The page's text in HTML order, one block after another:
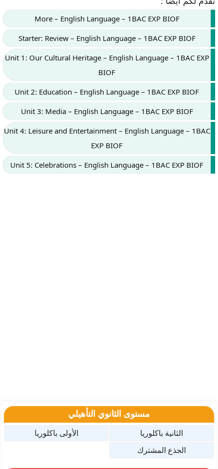
More – English Language – 1BAC EXP BIOF
Starter: Review – English Language – 1BAC EXP BIOF
Unit 1: Our Cultural Heritage – English Language – 1BAC EXP
BIOF
Unit 2: Education – English Language – 1BAC EXP BIOF
Unit 3: Media – English Language – 1BAC EXP BIOF
Unit 4: Leisure and Entertainment – English Language – 1BAC
EXP BIOF
Unit 5: Celebrations – English Language – 1BAC EXP BIOF
مستوى الثانوي التأهيلي
الثانية باكلوريا
الأولى باكلوريا
الجذع المشترك